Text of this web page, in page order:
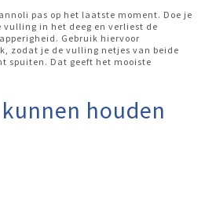
pas op het laatste moment. Doe je
in het deeg en verliest de
Gebruik hiervoor
zodat je de vulling netjes van beide
spuiten. Dat geeft het mooiste
houden